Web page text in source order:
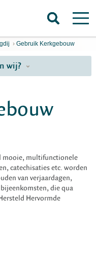
› Gebruik Kerkgebouw
wij?
mooie, multifunctionele
catechisaties etc. worden
van verjaardagen,
die qua
Hervormde